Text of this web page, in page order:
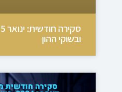
ובשוקי ההון